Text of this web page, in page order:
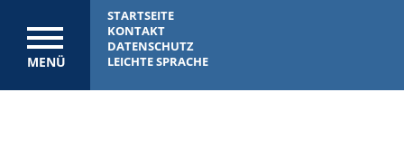
MENÜ
STARTSEITE
KONTAKT
DATENSCHUTZ
LEICHTE SPRACHE